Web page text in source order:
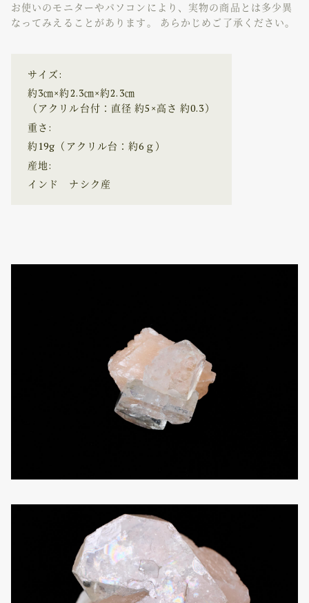
お使いのモニターやパソコンにより、実物の商品とは多少異
なってみえることがあります。 あらかじめご了承ください。
サイズ:
約3㎝×約2.3㎝×約2.3㎝
（アクリル台付：直径 約5×高さ 約0.3）
重さ:
約19g（アクリル台：約6ｇ）
産地:
インド ナシク産